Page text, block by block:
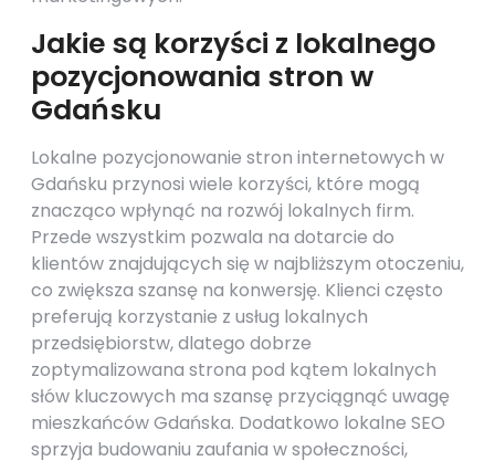
Jakie są korzyści z lokalnego
pozycjonowania stron w
Gdańsku
Lokalne pozycjonowanie stron internetowych w
Gdańsku przynosi wiele korzyści, które mogą
znacząco wpłynąć na rozwój lokalnych firm.
Przede wszystkim pozwala na dotarcie do
klientów znajdujących się w najbliższym otoczeniu,
co zwiększa szansę na konwersję. Klienci często
preferują korzystanie z usług lokalnych
przedsiębiorstw, dlatego dobrze
zoptymalizowana strona pod kątem lokalnych
słów kluczowych ma szansę przyciągnąć uwagę
mieszkańców Gdańska. Dodatkowo lokalne SEO
sprzyja budowaniu zaufania w społeczności,